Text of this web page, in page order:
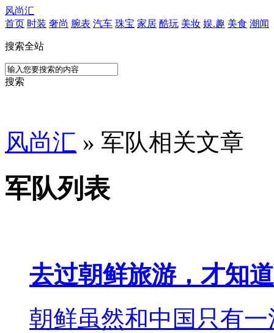
风尚汇
首页 时装 奢尚 腕表 汽车 珠宝 家居 酷玩 美妆 娱.趣 美食 潮闻
搜索全站
搜索
风尚汇 » 军队相关文章
军队列表
去过朝鲜旅游，才知
朝鲜虽然和中国只有